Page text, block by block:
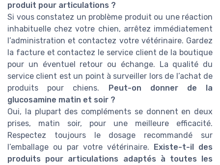
produit pour articulations ?
Si vous constatez un problème produit ou une réaction
inhabituelle chez votre chien, arrêtez immédiatement
l’administration et contactez votre vétérinaire. Gardez
la facture et contactez le service client de la boutique
pour un éventuel retour ou échange. La qualité du
service client est un point à surveiller lors de l’achat de
produits pour chiens.
Peut-on donner de la
glucosamine matin et soir ?
Oui, la plupart des compléments se donnent en deux
prises, matin soir, pour une meilleure efficacité.
Respectez toujours le dosage recommandé sur
l’emballage ou par votre vétérinaire.
Existe-t-il des
produits pour articulations adaptés à toutes les